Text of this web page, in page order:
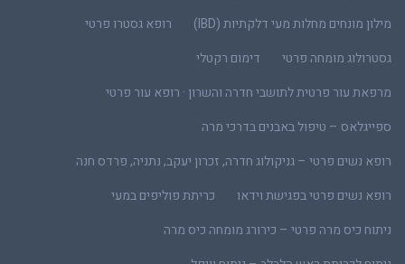
מילון מונחים מחלות מעי דלקתיות (IBD)
רופא גסטרו פרטי
גסטרולוג מומחה פרטי
דימום רקטלי
מרפאת עור פרטית לתושבי חדרה והשרון · רופא עור פרטי
ספייגלאס – טיפול באבנים בדרכי מרה
רופא נשים פרטי – גניקולוג חדרה, זכרון יעקב, נתניה, פרדס חנה
רופא נשים פרטי בפגישת וידאו
כריתת פוליפים במעי
ניתוח כיס מרה פרטי – כירורג מומחה כיס מרה